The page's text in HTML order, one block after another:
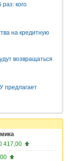
кого
на кредитную
возвращаться
предлагает
417,00